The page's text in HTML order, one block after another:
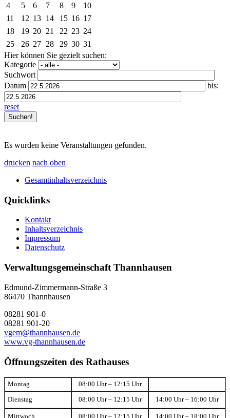
4
5 6 7 8 9
10
11
12 13 14 15 16 17
18
19 20 21 22 23 24
25
26 27 28 29 30 31
Hier können Sie gezielt suchen:
Kategorie
Suchwort
Datum
bis:
reset
Es wurden keine Veranstaltungen gefunden.
drucken nach oben
Gesamtinhaltsverzeichnis
Quicklinks
Kontakt
Inhaltsverzeichnis
Impressum
Datenschutz
Verwaltungsgemeinschaft Thannhausen
Edmund-Zimmermann-Straße 3
86470 Thannhausen
08281 901-0
08281 901-20
vgem@thannhausen.de
www.vg-thannhausen.de
Öffnungszeiten des Rathauses
Montag 08:00 Uhr – 12:15 Uhr
Dienstag 08:00 Uhr – 12:15 Uhr 14:00 Uhr – 16:00 Uhr